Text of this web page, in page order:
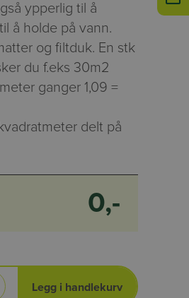
ypperlig til å
å holde på vann.
og filtduk. En stk
du f.eks 30m2
ganger 1,09 =
delt på
0,-
Legg i handlekurv